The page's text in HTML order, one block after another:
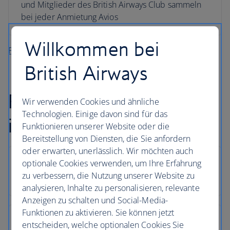
und Mitglieder des British Airways Club sammeln
bei jeder Anmietung Avios
Planen Sie Ihren Fly-Drive-Urlaub
FAQs zu Urlaub
in Edinburgh
Willkommen bei
British Airways
Wir verwenden Cookies und ähnliche
Technologien. Einige davon sind für das
Funktionieren unserer Website oder die
Bereitstellung von Diensten, die Sie anfordern
oder erwarten, unerlässlich. Wir möchten auch
optionale Cookies verwenden, um Ihre Erfahrung
zu verbessern, die Nutzung unserer Website zu
analysieren, Inhalte zu personalisieren, relevante
Anzeigen zu schalten und Social-Media-
Funktionen zu aktivieren. Sie können jetzt
entscheiden, welche optionalen Cookies Sie